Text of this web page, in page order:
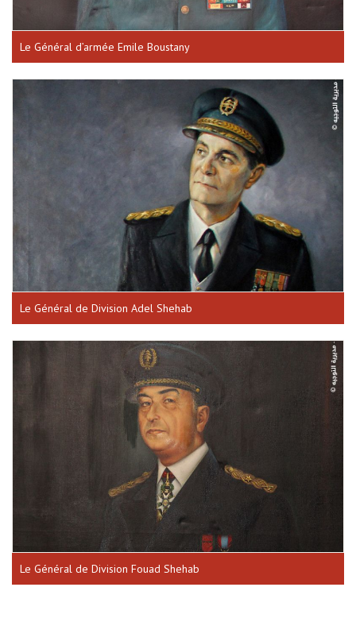
Le Général d’armée Emile Boustany
Le Général de Division Adel Shehab
Le Général de Division Fouad Shehab